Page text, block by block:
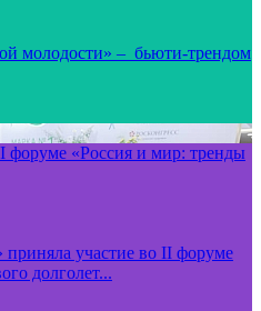
молодости» – бьюти-трендом
форуме «Россия и мир: тренды
участие во II форуме
долголет...